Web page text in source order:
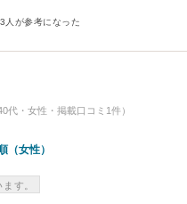
3人が参考になった
代・女性・掲載口コミ1件）
（女性）
す。